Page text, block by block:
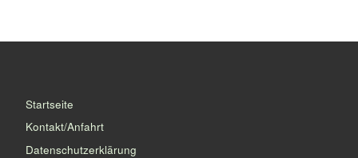
Startseite
Kontakt/Anfahrt
Datenschutzerklärung